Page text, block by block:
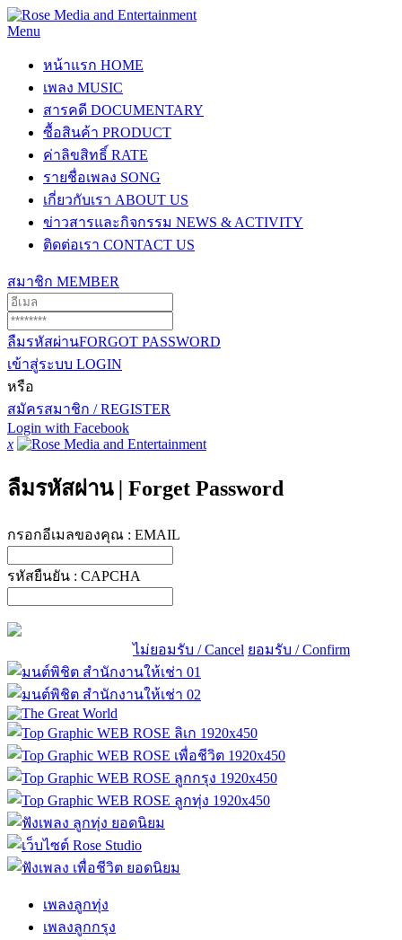
Menu
หน้าแรก HOME
เพลง MUSIC
สารคดี DOCUMENTARY
ซื้อสินค้า PRODUCT
ค่าลิขสิทธิ์ RATE
รายชื่อเพลง SONG
เกี่ยวกับเรา ABOUT US
ข่าวสารและกิจกรรม NEWS & ACTIVITY
ติดต่อเรา CONTACT US
สมาชิก MEMBER
ลืมรหัสผ่านFORGOT PASSWORD
เข้าสู่ระบบ LOGIN
หรือ
สมัครสมาชิก / REGISTER
Login with Facebook
x
ลืมรหัสผ่าน | Forget Password
กรอกอีเมลของคุณ : EMAIL
รหัสยืนยัน : CAPCHA
ไม่ยอมรับ / Cancel ยอมรับ / Confirm
เพลงลูกทุ่ง
เพลงลูกกรุง